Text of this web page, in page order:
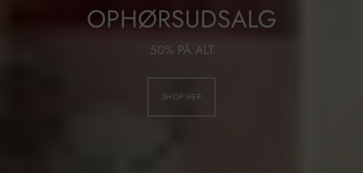
OPHØRSUDSALG
50% PÅ ALT
SHOP HER